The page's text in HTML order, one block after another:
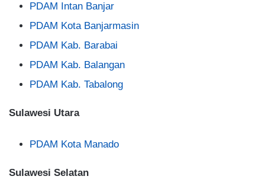
PDAM Intan Banjar
PDAM Kota Banjarmasin
PDAM Kab. Barabai
PDAM Kab. Balangan
PDAM Kab. Tabalong
Sulawesi Utara
PDAM Kota Manado
Sulawesi Selatan